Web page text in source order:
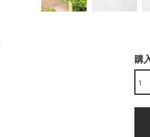
購